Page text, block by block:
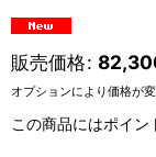
販売価格:
オプションにより価格が
この商品にはポイン